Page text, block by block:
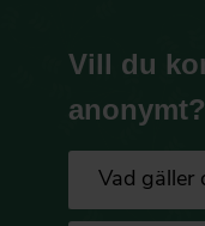
Vill du
anonymt?